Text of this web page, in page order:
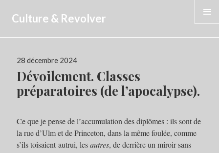
Culture & Revolver
Publié
le
28 décembre 2024
Dévoilement. Classes
préparatoires (de l’apocalypse).
Ce que je pense de l’accumulation des diplômes : ils sont de
la rue d’Ulm et de Princeton, dans la même foulée, comme
s’ils toisaient autrui, lesautres, de derrière un miroir sans